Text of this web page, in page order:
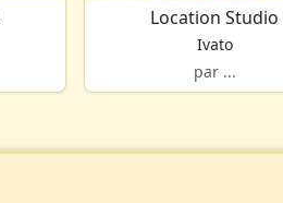
Location Studio
Ivato
par ...